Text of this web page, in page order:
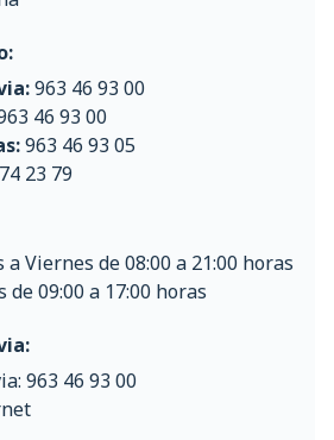
963 46 93 00
46 93 00
963 46 93 05
23 79
a Viernes de 08:00 a 21:00 horas
de 09:00 a 17:00 horas
963 46 93 00